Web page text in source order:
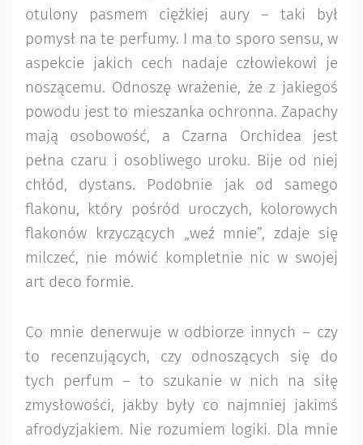
otulony pasmem ciężkiej aury – taki był
pomysł na te perfumy. I ma to sporo sensu, w
aspekcie jakich cech nadaje człowiekowi je
noszącemu. Odnoszę wrażenie, że z jakiegoś
powodu jest to mieszanka ochronna. Zapachy
mają osobowość, a Czarna Orchidea jest
pełna czaru i osobliwego uroku. Bije od niej
chłód, dystans. Podobnie jak od samego
flakonu, który pośród uroczych, kolorowych
flakonów krzyczących „weź mnie”, zdaje się
milczeć, nie mówić kompletnie nic w swojej
art deco formie.
Co mnie denerwuje w odbiorze innych – czy
to recenzujących, czy odnoszących się do
tych perfum – to szukanie w nich na siłę
zmysłowości, jakby były co najmniej jakimś
afrodyzjakiem. Nie rozumiem logiki. Dla mnie